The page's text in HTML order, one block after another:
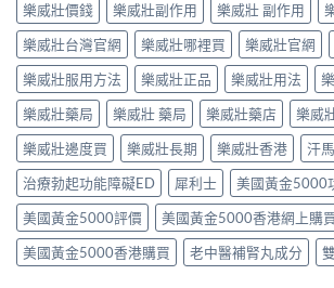
樂威壯價錢
樂威壯副作用 樂威壯 副作用
樂威壯台灣官網
樂威壯哪裡買 樂威壯官網
樂威壯服用方法
樂威壯正品 樂威壯用法
樂威壯藥局
樂威壯 藥局 樂威壯藥店 樂威
樂威壯邊度買
樂威壯長期 樂威壯香港
汗
治療勃起功能障礙ED
犀利士
美國黃金5000
美國黃金5000評價
美國黃金5000香港網上購
美國黃金5000香港購買
老中醫補腎丸成分